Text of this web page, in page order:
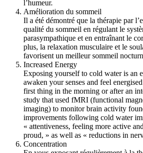
l’humeur.
Amélioration du sommeil
Il a été démontré que la thérapie par
qualité du sommeil en régulant le
parasympathique et en entraînant le
plus, la relaxation musculaire et le
favorisent un meilleur sommeil
Increased Energy
Exposing yourself to cold water is an
awaken your senses and feel
first thing in the morning or after an
study that used fMRI (functional
imaging) to monitor brain activity
improvements following cold water
« attentiveness, feeling more active
proud, » as well as « reductions in
Concentration